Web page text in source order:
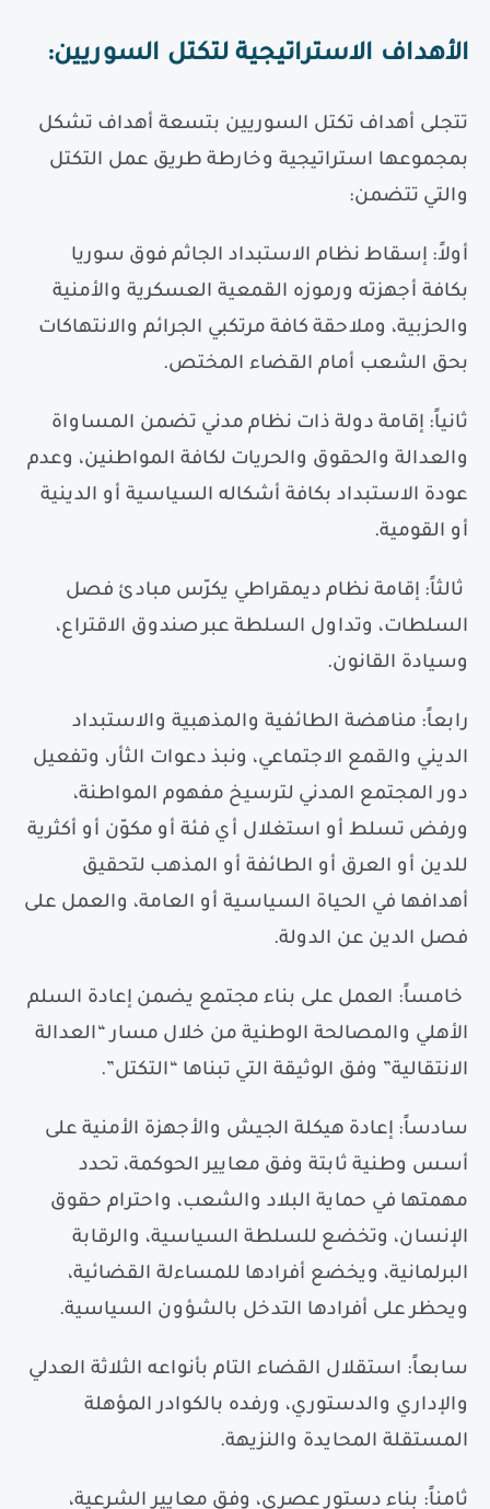
الأهداف الاستراتيجية لتكتل السوريين:
تتجلى أهداف تكتل السوريين بتسعة أهداف تشكل
بمجموعها استراتيجية وخارطة طريق عمل التكتل
والتي تتضمن:
أولاً: إسقاط نظام الاستبداد الجاثم فوق سوريا
بكافة أجهزته ورموزه القمعية العسكرية والأمنية
والحزبية، وملاحقة كافة مرتكبي الجرائم والانتهاكات
بحق الشعب أمام القضاء المختص.
ثانياً: إقامة دولة ذات نظام مدني تضمن المساواة
والعدالة والحقوق والحريات لكافة المواطنين، وعدم
عودة الاستبداد بكافة أشكاله السياسية أو الدينية
أو القومية.
ثالثاً: إقامة نظام ديمقراطي يكرّس مبادئ فصل
السلطات، وتداول السلطة عبر صندوق الاقتراع،
وسيادة القانون.
رابعاً: مناهضة الطائفية والمذهبية والاستبداد
الديني والقمع الاجتماعي، ونبذ دعوات الثأر، وتفعيل
دور المجتمع المدني لترسيخ مفهوم المواطنة،
ورفض تسلط أو استغلال أي فئة أو مكوّن أو أكثرية
للدين أو العرق أو الطائفة أو المذهب لتحقيق
أهدافها في الحياة السياسية أو العامة، والعمل على
فصل الدين عن الدولة.
خامساً: العمل على بناء مجتمع يضمن إعادة السلم
الأهلي والمصالحة الوطنية من خلال مسار“العدالة
الانتقالية” وفق الوثيقة التي تبناها “التكتل”
.
سادساً: إعادة هيكلة الجيش والأجهزة الأمنية على
أسس وطنية ثابتة وفق معايير الحوكمة، تحدد
مهمتها في حماية البلاد والشعب، واحترام حقوق
الإنسان، وتخضع للسلطة السياسية، والرقابة
البرلمانية، ويخضع أفرادها للمساءلة القضائية،
ويحظر على أفرادها التدخل بالشؤون السياسية.
سابعاً: استقلال القضاء التام بأنواعه الثلاثة العدلي
والإداري والدستوري، ورفده بالكوادر المؤهلة
المستقلة المحايدة والنزيهة.
ثامناً: بناء دستور عصري، وفق معايير الشرعية،